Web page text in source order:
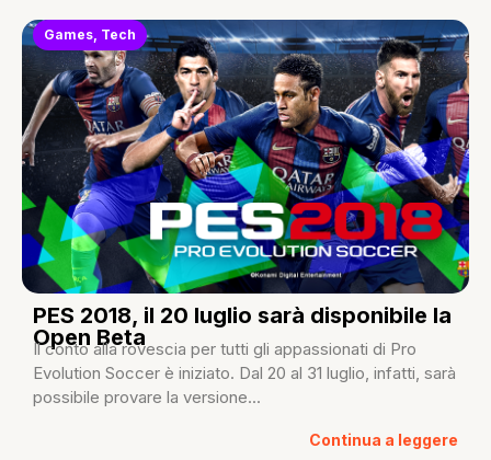
Games, Tech
PES 2018, il 20 luglio sarà disponibile la
Open Beta
Il conto alla rovescia per tutti gli appassionati di Pro
Evolution Soccer è iniziato. Dal 20 al 31 luglio, infatti, sarà
possibile provare la versione...
Continua a leggere